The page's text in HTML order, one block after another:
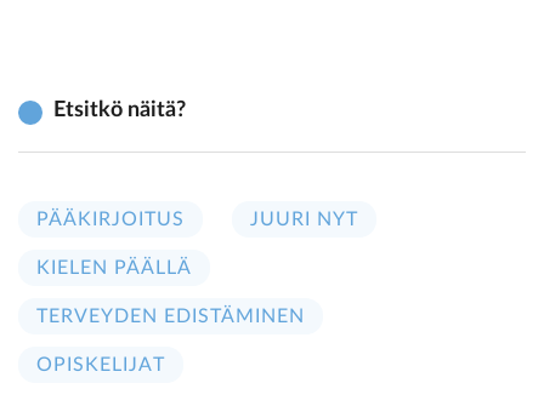
Etsitkö näitä?
PÄÄKIRJOITUS JUURI NYT
KIELEN PÄÄLLÄ
TERVEYDEN EDISTÄMINEN
OPISKELIJAT